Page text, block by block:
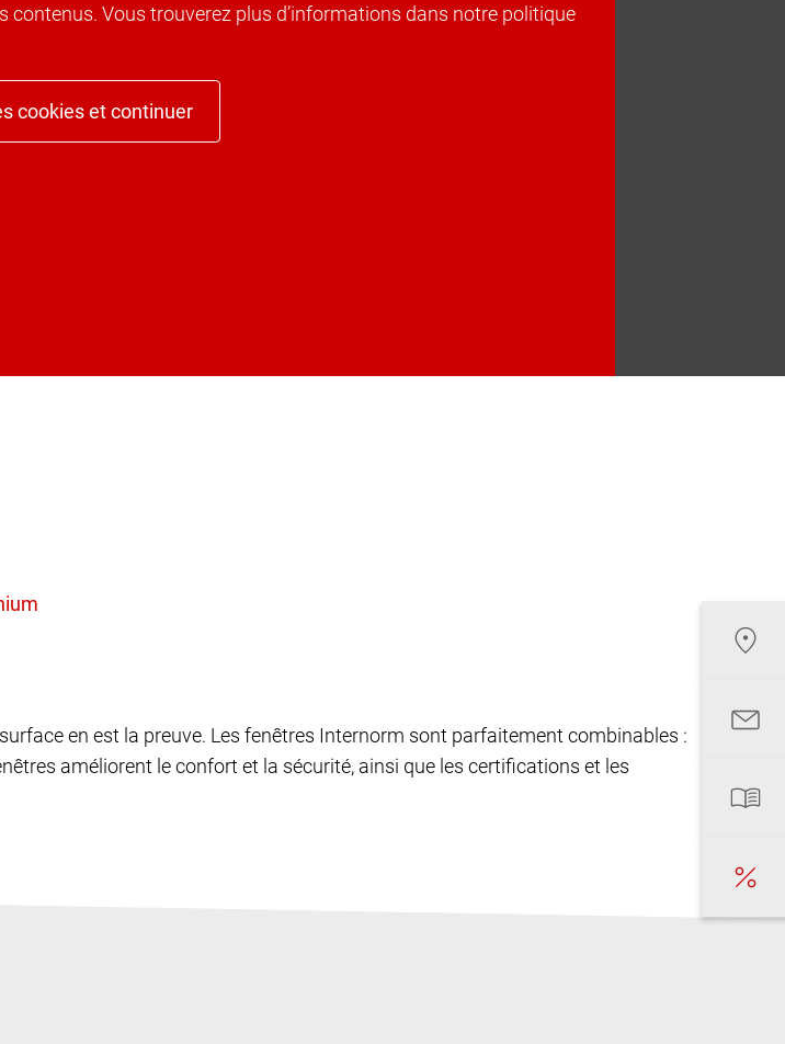
contenus. Vous trouverez plus d’informations dans notre politique
cookies et continuer
en est la preuve. Les fenêtres Internorm sont parfaitement combinables :
améliorent le confort et la sécurité, ainsi que les certifications et les